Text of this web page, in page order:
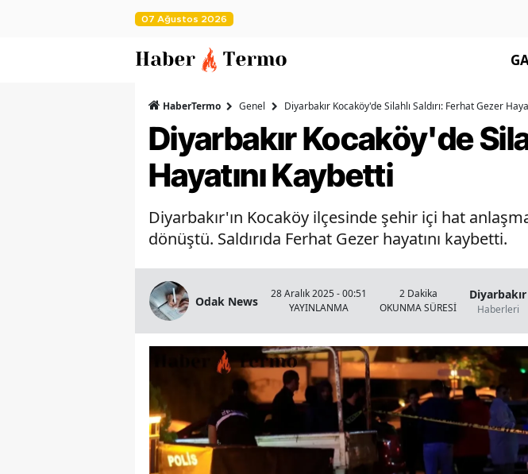
07 Ağustos 2026
HaberTermo Genel Diyarbakır Kocaköy'de Silahlı Saldırı: Ferhat Gezer
Diyarbakır Kocaköy'de
Hayatını Kaybetti
Diyarbakır'ın Kocaköy ilçesinde şehir içi hat
dönüştü. Saldırıda Ferhat Gezer hayatını kaybetti.
Odak News
28 Aralık 2025 - 00:51
YAYINLANMA
2 Dakika
OKUNMA SÜRESİ
Diyarbakır
Haberleri